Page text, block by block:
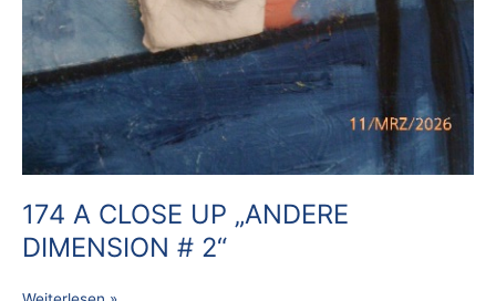
174 A CLOSE UP „ANDERE
DIMENSION # 2“